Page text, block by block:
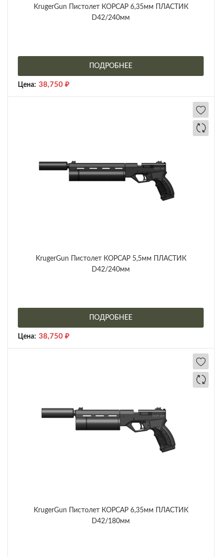
KrugerGun Пистолет КОРСАР 6,35мм ПЛАСТИК
D42/240мм
ПОДРОБНЕЕ
Цена: 38,750 ₽
KrugerGun Пистолет КОРСАР 5,5мм ПЛАСТИК
D42/240мм
ПОДРОБНЕЕ
Цена: 38,750 ₽
KrugerGun Пистолет КОРСАР 6,35мм ПЛАСТИК
D42/180мм